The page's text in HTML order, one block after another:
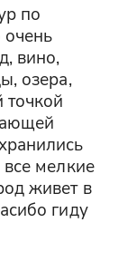
по
вино,
озера,
все мелкие
живет в
гиду